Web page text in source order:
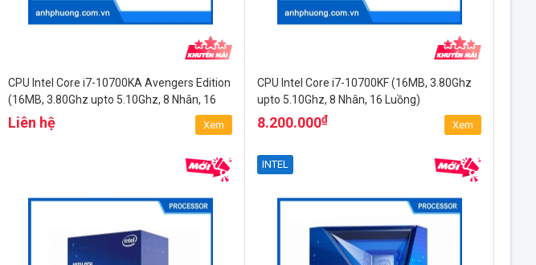
CPU Intel Core i7-10700KA Avengers Edition
(16MB, 3.80Ghz upto 5.10Ghz, 8 Nhân, 16
Luồng)
Liên hệ Xem
CPU Intel Core i7-10700KF (16MB, 3.80Ghz
upto 5.10Ghz, 8 Nhân, 16 Luồng)
8.200.000₫
Xem
INTEL